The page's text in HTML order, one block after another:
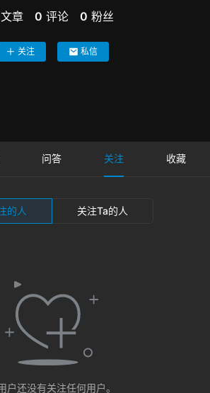
文章 0 评论 0 粉丝
关注 私信
问答 关注 收藏
的人 关注Ta的人
户还没有关注任何用户。